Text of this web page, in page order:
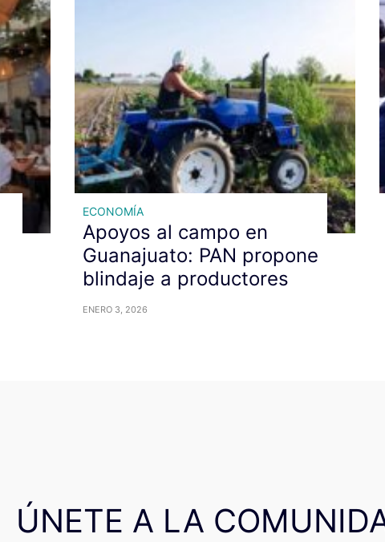
ECONOMÍA
Apoyos al campo en
Guanajuato: PAN propone
blindaje a productores
ENERO 3, 2026
ÚNETE A LA